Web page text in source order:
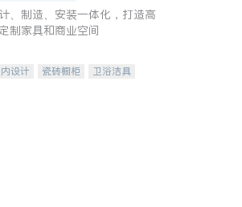
、制造、安装一体化，打造高
制家具和商业空间
设计 瓷砖橱柜
卫浴洁具